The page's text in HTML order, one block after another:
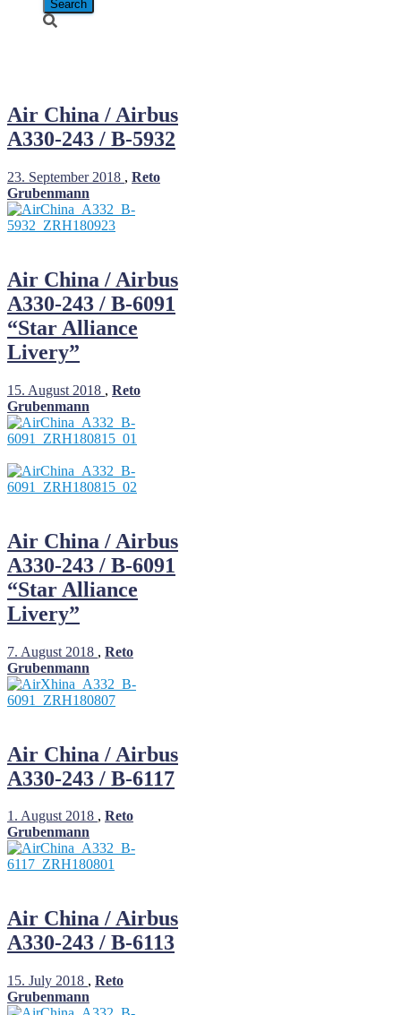
Air China / Airbus
A330-243 / B-5932
23. September 2018 , Reto
Grubenmann
Air China / Airbus
A330-243 / B-6091
“Star Alliance
Livery”
15. August 2018 , Reto
Grubenmann
Air China / Airbus
A330-243 / B-6091
“Star Alliance
Livery”
7. August 2018 , Reto
Grubenmann
Air China / Airbus
A330-243 / B-6117
1. August 2018 , Reto
Grubenmann
Air China / Airbus
A330-243 / B-6113
15. July 2018 , Reto
Grubenmann